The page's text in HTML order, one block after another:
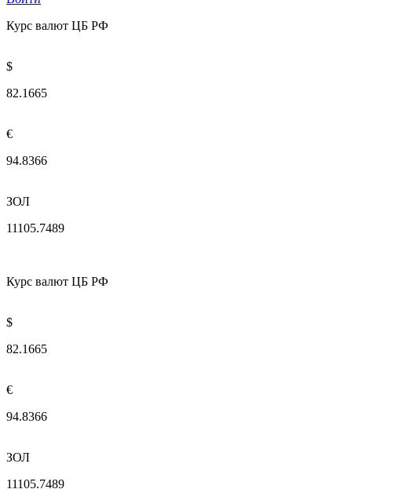
Курс валют ЦБ РФ
$
82.1665
€
94.8366
ЗОЛ
11105.7489
Курс валют ЦБ РФ
$
82.1665
€
94.8366
ЗОЛ
11105.7489